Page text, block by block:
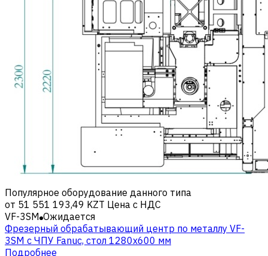
Популярное оборудование данного типа
от 51 551 193,49 KZT Цена с НДС
VF-3SM Ожидается
Фрезерный обрабатывающий центр по металлу VF-
3SM c ЧПУ Fanuc, стол 1280х600 мм
Подробнее